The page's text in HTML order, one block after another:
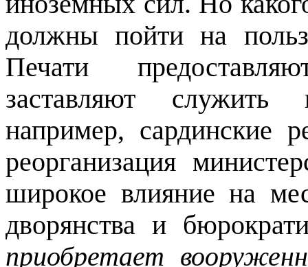
должны пойти на
Печати
заставляют служить
например, сардинские
реорганизация
широкое влияние на
дворянства и
приобретает